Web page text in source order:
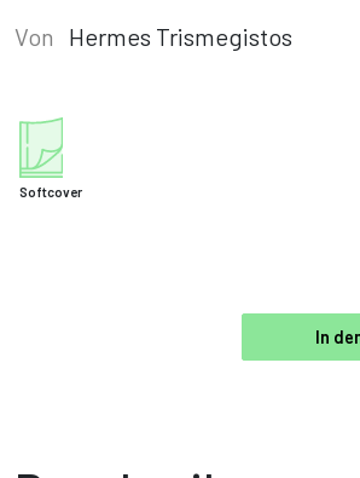
Von Hermes Trismegistos
Softcover
In